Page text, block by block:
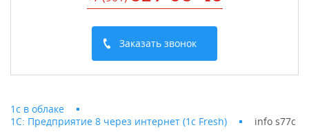
Заказать звонок
1с в облаке
1С: Предприятие 8 через интернет (1c Fresh)
info s77c